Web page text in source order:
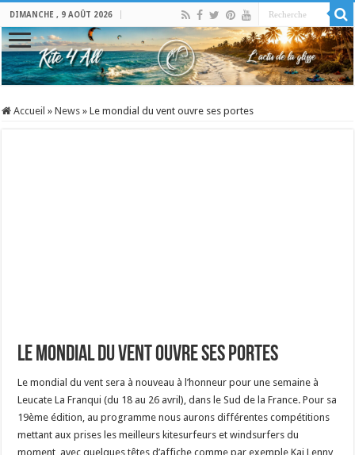
DIMANCHE , 9 AOÛT 2026
Accueil » News » Le mondial du vent ouvre ses portes
Le mondial du vent ouvre ses portes
Le mondial du vent sera à nouveau à l’honneur pour une semaine à
Leucate La Franqui (du 18 au 26 avril), dans le Sud de la France. Pour sa
19ème édition, au programme nous aurons différentes compétitions
mettant aux prises les meilleurs kitesurfeurs et windsurfers du
moment, avec quelques têtes d’affiche comme par exemple Kai Lenny,